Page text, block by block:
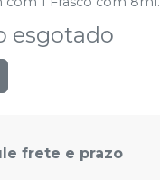
esgotado
frete e prazo